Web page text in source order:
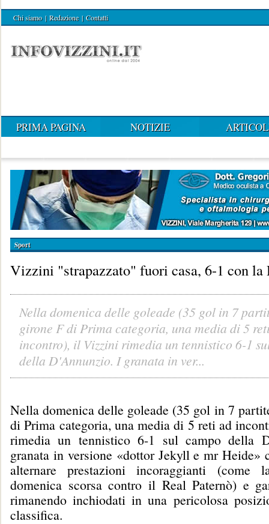
Chi siamo | Redazione | Contatti
PRIMA PAGINA NOTIZIE
Sport
Vizzini "strapazzato" fuori casa, 6-1 con
Nella domenica delle goleade (35 gol in 7
girone F di Prima categoria, una media di 5
incontro), il Vizzini rimedia un tennistico 6-1
della D'Annunzio. I granata in ver...
Nella domenica delle goleade (35 gol in 7
di Prima categoria, una media di 5 reti ad
rimedia un tennistico 6-1 sul campo della
granata in versione «dottor Jekyll e mr Heide»
alternare prestazioni incoraggianti
domenica scorsa contro il Real Paternò) e
rimanendo inchiodati in una pericolosa
classifica.